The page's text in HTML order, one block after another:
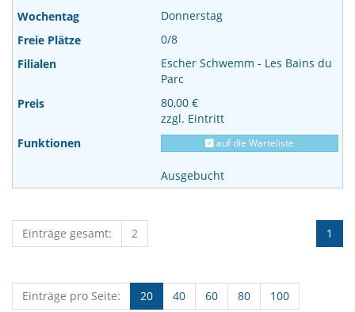
Donnerstag
0/8
Escher Schwemm - Les Bains du
Parc
80,00 €
zzgl. Eintritt
auf die Warteliste
Ausgebucht
1
Einträge gesamt: 2
Einträge pro Seite: 20 40 60 80 100